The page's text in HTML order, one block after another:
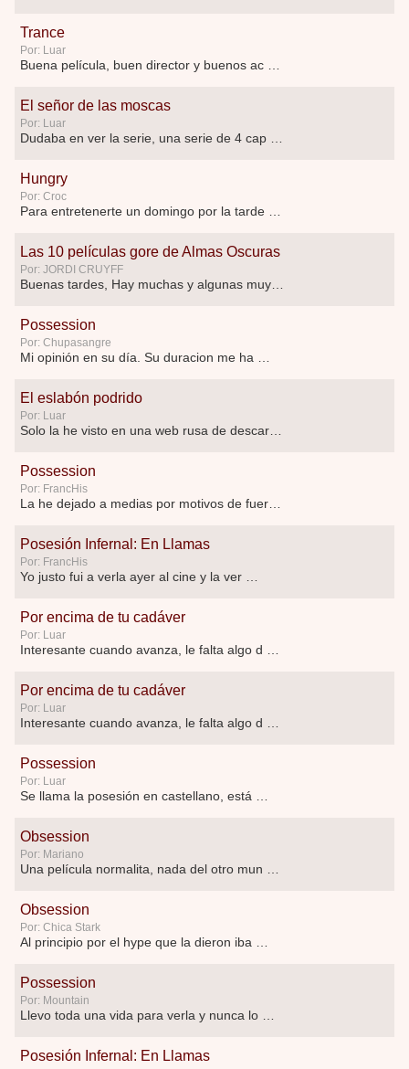
Trance
Por: Luar
Buena película, buen director y buenos ac …
El señor de las moscas
Por: Luar
Dudaba en ver la serie, una serie de 4 cap …
Hungry
Por: Croc
Para entretenerte un domingo por la tarde …
Las 10 películas gore de Almas Oscuras
Por: JORDI CRUYFF
Possession
Por: Chupasangre
Mi opinión en su día. Su duracion me ha …
El eslabón podrido
Por: Luar
Possession
Por: FrancHis
Posesión Infernal: En Llamas
Por: FrancHis
Yo justo fui a verla ayer al cine y la ver …
Por encima de tu cadáver
Por: Luar
Interesante cuando avanza, le falta algo d …
Por encima de tu cadáver
Por: Luar
Interesante cuando avanza, le falta algo d …
Possession
Por: Luar
Se llama la posesión en castellano, está …
Obsession
Por: Mariano
Una película normalita, nada del otro mun …
Obsession
Por: Chica Stark
Al principio por el hype que la dieron iba …
Possession
Por: Mountain
Llevo toda una vida para verla y nunca lo …
Posesión Infernal: En Llamas